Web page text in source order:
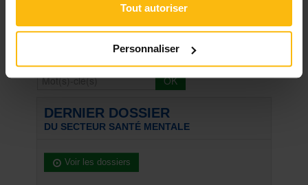
Tout autoriser
Personnaliser
« Retour
Rechercher
DERNIER DOSSIER
DU SECTEUR SANTÉ MENTALE
Voir les dossiers